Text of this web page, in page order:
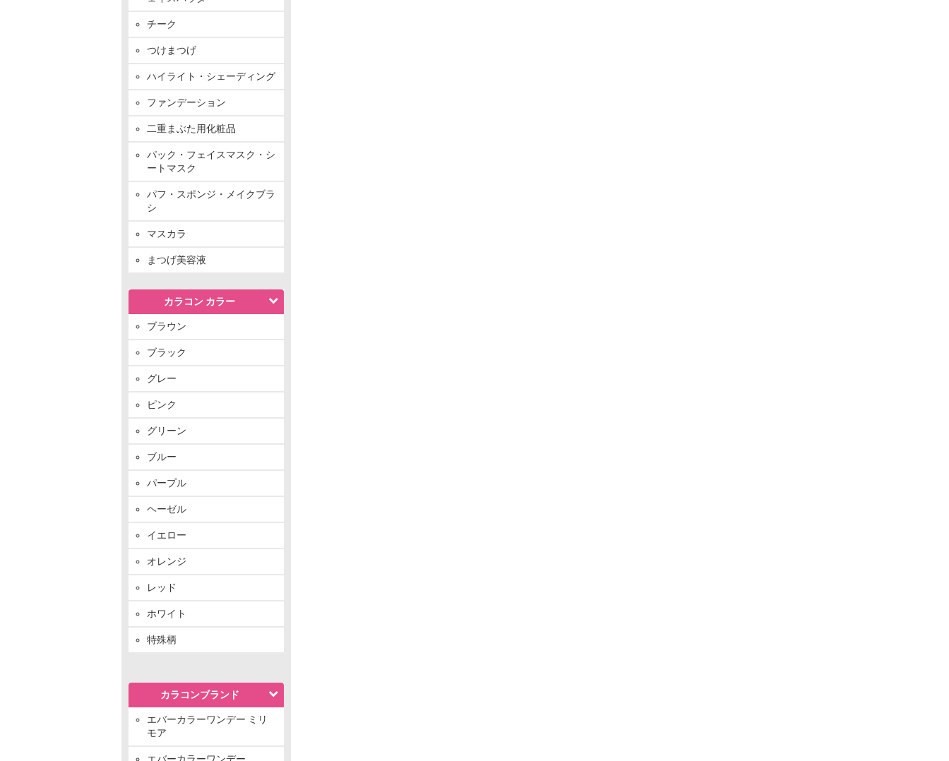
チーク
つけまつげ
ハイライト・シェーディング
ファンデーション
二重まぶた用化粧品
パック・フェイスマスク・シ
ートマスク
パフ・スポンジ・メイクブラ
シ
マスカラ
まつげ美容液
カラコン カラー
ブラウン
ブラック
グレー
ピンク
グリーン
ブルー
パープル
ヘーゼル
イエロー
オレンジ
レッド
ホワイト
特殊柄
カラコンブランド
エバーカラーワンデー ミリ
モア
エバーカラーワンデー